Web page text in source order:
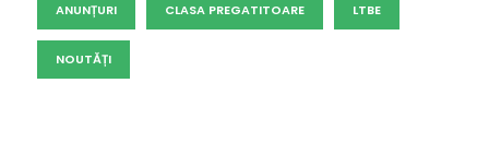
ANUNȚURI CLASA PREGATITOARE LTBE
NOUTĂȚI